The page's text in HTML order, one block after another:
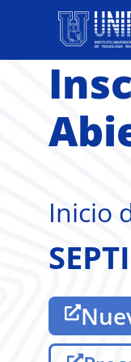
El
se